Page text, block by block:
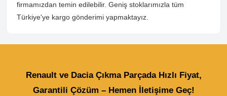
firmamızdan temin edilebilir. Geniş stoklarımızla tüm
Türkiye'ye kargo gönderimi yapmaktayız.
Renault ve Dacia Çıkma Parçada Hızlı Fiyat,
Garantili Çözüm – Hemen İletişime Geç!